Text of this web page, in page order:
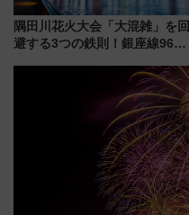
隅田川花火大会「大混雑」を回
避する3つの鉄則！銀座線96本
ツリー駅の規制まとめ 7/25開催